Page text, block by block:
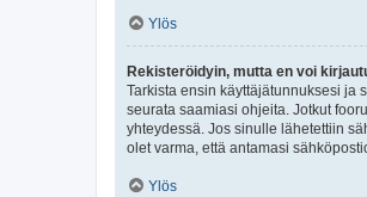
Ylös
Rekisteröidyin, mutta en voi
Tarkista ensin käyttäjätunnuksesi ja
seurata saamiasi ohjeita. Jotkut
yhteydessä. Jos sinulle lähetettiin
olet varma, että antamasi
Ylös